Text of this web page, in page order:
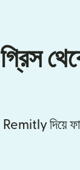
গ্রিস
Remitly দিয়ে